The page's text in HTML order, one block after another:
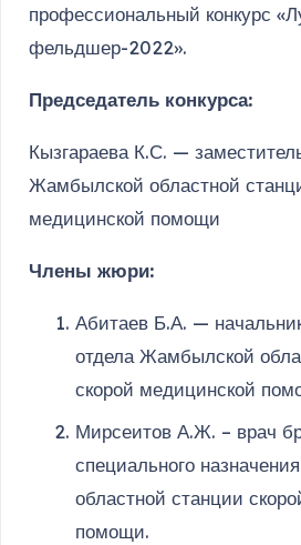
профессиональный конкурс
фельдшер-2022».
Председатель конкурса:
Кызгараева К.С. —
Жамбылской областной
медицинской помощи
Члены жюри:
Абитаев Б.А. —
отдела Жамбылской
скорой медицинской
Мирсеитов А.Ж. – врач
специального
областной станции
помощи.